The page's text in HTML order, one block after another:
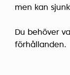
men kan
Du behöver
förhållanden.